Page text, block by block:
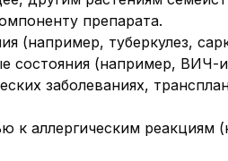
препарата.
(например, туберкулез,
состояния (например,
заболеваниях,
к аллергическим